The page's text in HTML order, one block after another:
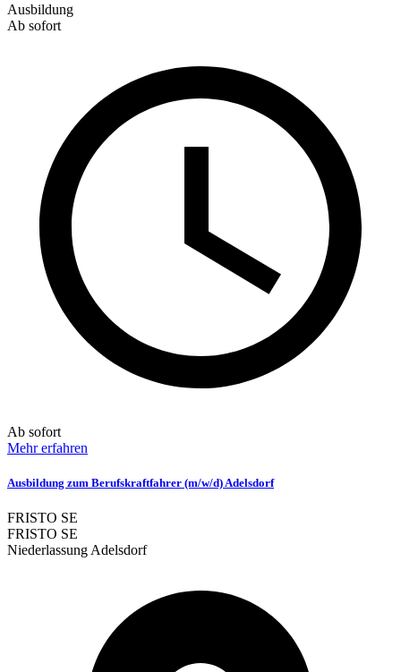
Ausbildung
Ab sofort
Ab sofort
Mehr erfahren
Ausbildung zum Berufskraftfahrer (m/w/d) Adelsdorf
FRISTO SE
FRISTO SE
Niederlassung Adelsdorf